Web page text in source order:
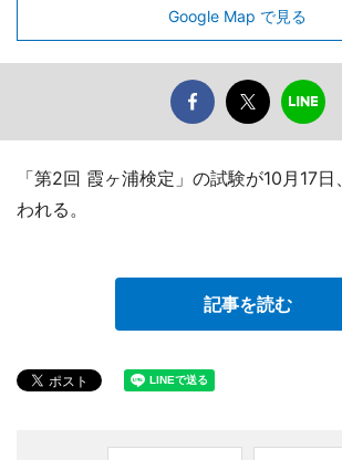
Google Map で見る
「第2回 霞ヶ浦検定」の試験が10月17
われる。
記事を読む